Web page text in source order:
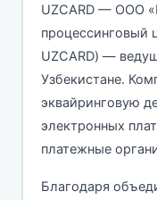
UZCARD — ООО
процессинговый
UZCARD) —
Узбекистане.
эквайринговую
электронных
платежные
Благодаря